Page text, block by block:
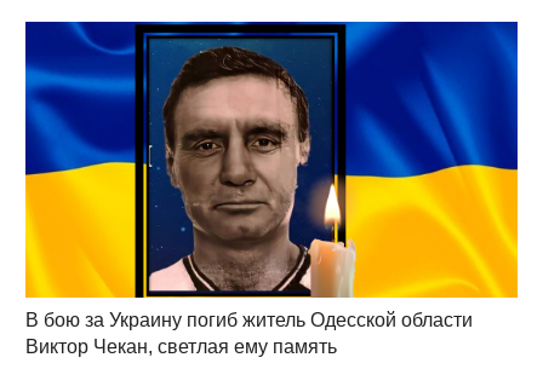
В бою за Украину погиб житель Одесской области
Виктор Чекан, светлая ему память